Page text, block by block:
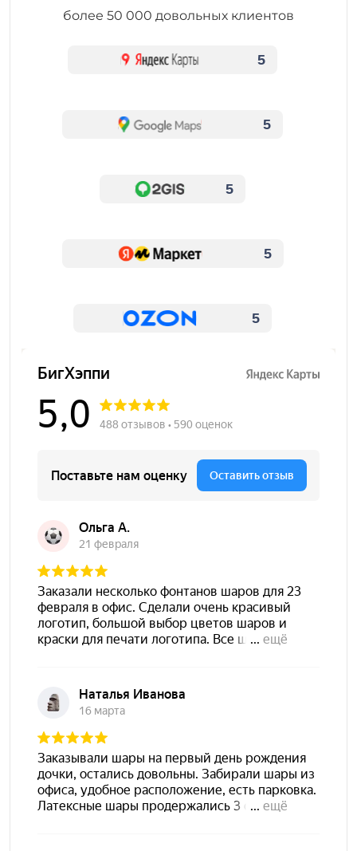
более 50 000 довольных клиентов
5
5
5
5
5